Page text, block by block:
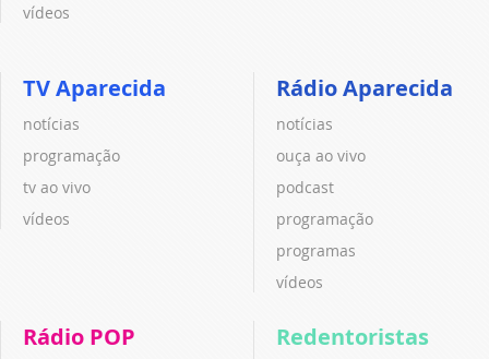
vídeos
TV Aparecida
notícias
programação
tv ao vivo
vídeos
Rádio Aparecida
notícias
ouça ao vivo
podcast
programação
programas
vídeos
Rádio POP Redentoristas